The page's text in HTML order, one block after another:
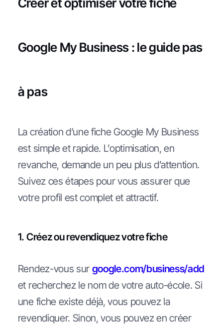
Créer et optimiser votre fiche
Google My Business : le guide pas
à pas
La création d’une fiche Google My Business
est simple et rapide. L’optimisation, en
revanche, demande un peu plus d’attention.
Suivez ces étapes pour vous assurer que
votre profil est complet et attractif.
1. Créez ou revendiquez votre fiche
Rendez-vous sur google.com/business/add
et recherchez le nom de votre auto-école. Si
une fiche existe déjà, vous pouvez la
revendiquer. Sinon, vous pouvez en créer